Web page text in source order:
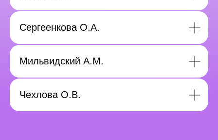
Сергеенкова О.А.
Мильвидский А.М.
Чехлова О.В.